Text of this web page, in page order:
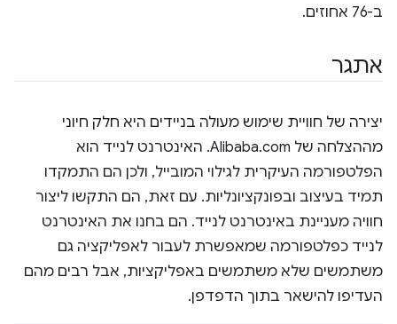
ב-76 אחוזים.
אתגר
יצירה של חוויית שימוש מעולה בניידים היא חלק חיוני
מההצלחה של Alibaba.com. האינטרנט לנייד הוא
הפלטפורמה העיקרית לגילוי המובייל, ולכן הם התמקדו
תמיד בעיצוב ובפונקציונליות. עם זאת, הם התקשו ליצור
חוויה מעניינת באינטרנט לנייד. הם בחנו את האינטרנט
לנייד כפלטפורמה שמאפשרת לעבור לאפליקציה גם
משתמשים שלא משתמשים באפליקציות, אבל רבים מהם
העדיפו להישאר בתוך הדפדפן.